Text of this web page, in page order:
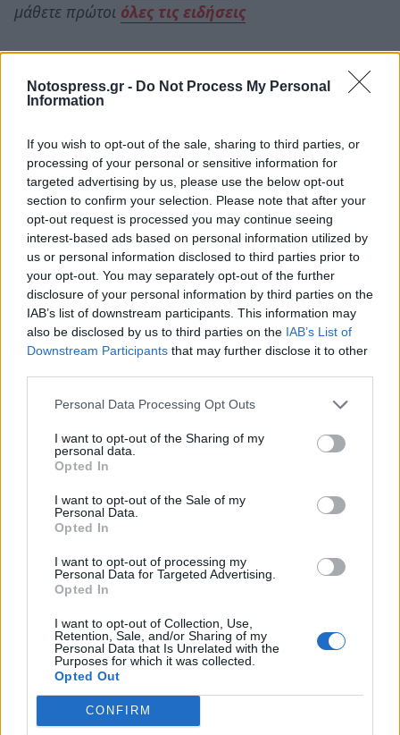
Notospress.gr - Do Not Process My Personal
Information
If you wish to opt-out of the sale, sharing to third parties, or
processing of your personal or sensitive information for
targeted advertising by us, please use the below opt-out
section to confirm your selection. Please note that after your
opt-out request is processed you may continue seeing
interest-based ads based on personal information utilized by
us or personal information disclosed to third parties prior to
your opt-out. You may separately opt-out of the further
disclosure of your personal information by third parties on the
IAB’s list of downstream participants. This information may
also be disclosed by us to third parties on the IAB’s List of
Downstream Participants that may further disclose it to other
Personal Data Processing Opt Outs
I want to opt-out of the Sharing of my
personal data.
Opted In
I want to opt-out of the Sale of my
Personal Data.
Opted In
I want to opt-out of processing my
Personal Data for Targeted Advertising.
Opted In
I want to opt-out of Collection, Use,
Retention, Sale, and/or Sharing of my
Personal Data that Is Unrelated with the
Purposes for which it was collected.
Opted Out
CONFIRM
μάθετε πρώτοι όλες τις ειδήσεις
TAGS:
ΝΟΜΙΚΟ ΠΡΟΣΩΠΟ ΠΟΛΙΤΙΣΜΟΥ ΠΕΡΙΒΑΛΛΟΝΤΟΣ
ΦΕΣΤΙΒΑΛ
ΦΕΣΤΙΒΑΛ ΚΙΝΕΖΙΚΟΥ ΠΟΛΙΤΙΣΜΟΥ
ΚΙΝΕΖΟΣ ΠΡΕΣΒΗΣ
ΚΟΜΦΟΥΚΙΟΣ